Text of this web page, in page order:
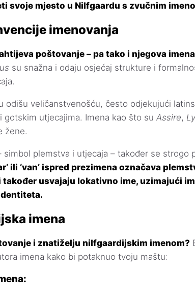
svoje mjesto u Nilfgaardu s zvučnim
imenovanja
poštovanje – pa tako i njegova
su snažna i odaju osjećaj strukture i
odišu veličanstvenošću, često odjekujući
gotskim utjecajima. Imena kao što su Assire,
žene.
simbol plemstva i utjecaja – također se strogo
ili ‘van’ ispred prezimena označava
usvajaju lokativno ime, uzimajući
imena
i znatiželju nilfgaardijskim imenom?
imena kako bi potaknuo tvoju maštu: